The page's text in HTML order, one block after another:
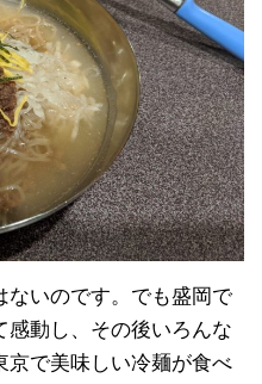
ないのです。でも盛岡で
動し、その後いろんな
京で美味しい冷麺が食べ